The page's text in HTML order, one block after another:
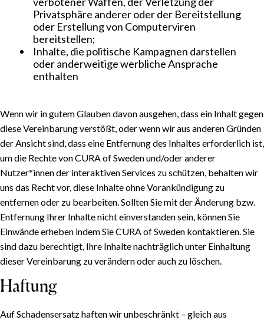
Privatsphäre anderer oder der Bereitstellung
oder Erstellung von Computerviren
bereitstellen;
Inhalte, die politische Kampagnen darstellen
oder anderweitige werbliche Ansprache
enthalten
Wenn wir in gutem Glauben davon ausgehen, dass ein Inhalt gegen
diese Vereinbarung verstößt, oder wenn wir aus anderen Gründen
der Ansicht sind, dass eine Entfernung des Inhaltes erforderlich ist,
um die Rechte von CURA of Sweden und/oder anderer
Nutzer*innen der interaktiven Services zu schützen, behalten wir
uns das Recht vor, diese Inhalte ohne Vorankündigung zu
entfernen oder zu bearbeiten. Sollten Sie mit der Änderung bzw.
Entfernung Ihrer Inhalte nicht einverstanden sein, können Sie
Einwände erheben indem Sie CURA of Sweden kontaktieren. Sie
sind dazu berechtigt, Ihre Inhalte nachträglich unter Einhaltung
dieser Vereinbarung zu verändern oder auch zu löschen.
Haftung
Auf Schadensersatz haften wir unbeschränkt – gleich aus